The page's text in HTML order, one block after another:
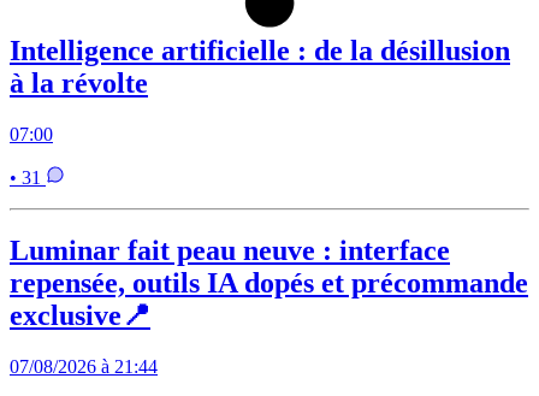
Intelligence artificielle : de la désillusion
à la révolte
07:00
• 31
Luminar fait peau neuve : interface
repensée, outils IA dopés et précommande
exclusive📍
07/08/2026 à 21:44